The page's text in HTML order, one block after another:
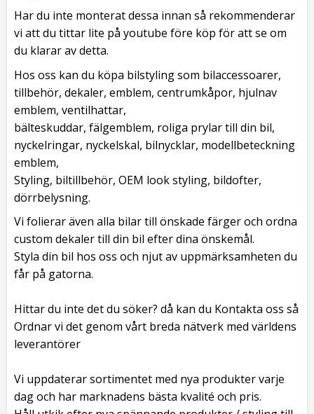
Har du inte monterat dessa innan så rekommenderar
vi att du tittar lite på youtube före köp för att se om
du klarar av detta.
Hos oss kan du köpa bilstyling som bilaccessoarer,
tillbehör, dekaler, emblem, centrumkåpor, hjulnav
emblem, ventilhattar,
bälteskuddar, fälgemblem, roliga prylar till din bil,
nyckelringar, nyckelskal, bilnycklar, modellbeteckning
emblem,
Styling, biltillbehör, OEM look styling, bildofter,
dörrbelysning.
Vi folierar även alla bilar till önskade färger och ordna
custom dekaler till din bil efter dina önskemål.
Styla din bil hos oss och njut av uppmärksamheten du
får på gatorna.
Hittar du inte det du söker? då kan du Kontakta oss så
Ordnar vi det genom vårt breda nätverk med världens
leverantörer
Vi uppdaterar sortimentet med nya produkter varje
dag och har marknadens bästa kvalité och pris.